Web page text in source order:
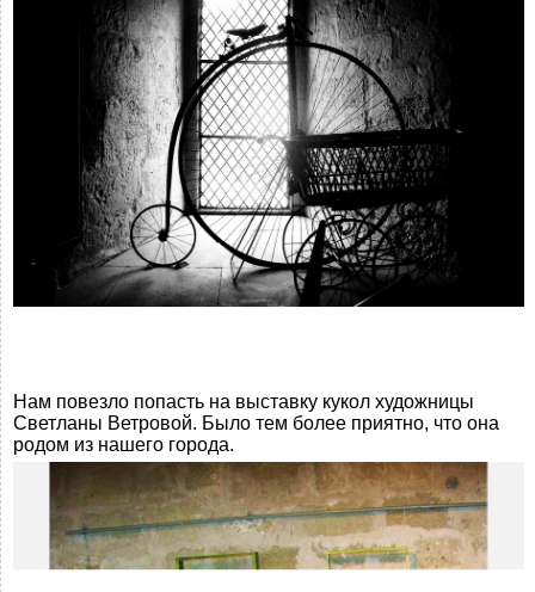
Нам повезло попасть на выставку кукол художницы
Светланы Ветровой. Было тем более приятно, что она
родом из нашего города.